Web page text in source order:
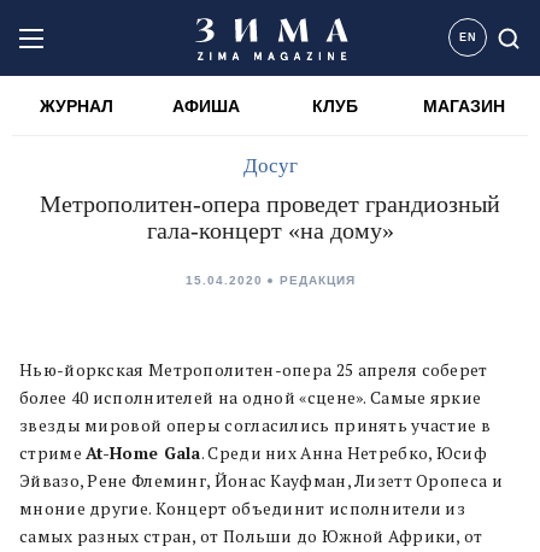
EN
ЖУРНАЛ АФИША КЛУБ МАГАЗИН
Досуг
Метрополитен-опера проведет грандиозный
гала-концерт «на дому»
15.04.2020 РЕДАКЦИЯ
Нью-йоркская Метрополитен-опера 25 апреля соберет
более 40 исполнителей на одной «сцене». Самые яркие
звезды мировой оперы согласились принять участие в
стримеAt-Home Gala. Среди них Анна Нетребко, Юсиф
Эйвазо, Рене Флеминг, Йонас Кауфман, Лизетт Оропеса и
мноние другие. Концерт объединит исполнители из
самых разных стран, от Польши до Южной Африки, от